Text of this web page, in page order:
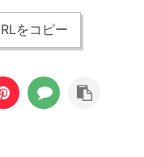
をコピー